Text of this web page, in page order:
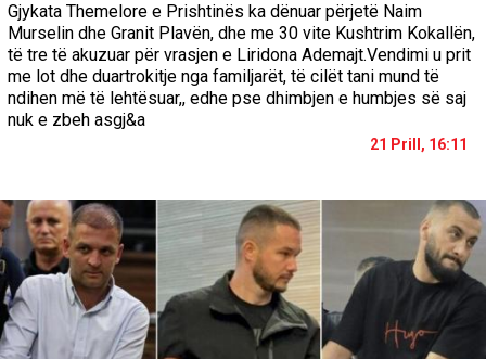
Gjykata Themelore e Prishtinës ka dënuar përjetë Naim
Murselin dhe Granit Plavën, dhe me 30 vite Kushtrim Kokallën,
të tre të akuzuar për vrasjen e Liridona Ademajt.Vendimi u prit
me lot dhe duartrokitje nga familjarët, të cilët tani mund të
ndihen më të lehtësuar,, edhe pse dhimbjen e humbjes së saj
nuk e zbeh asgj&a
21 Prill, 16:11